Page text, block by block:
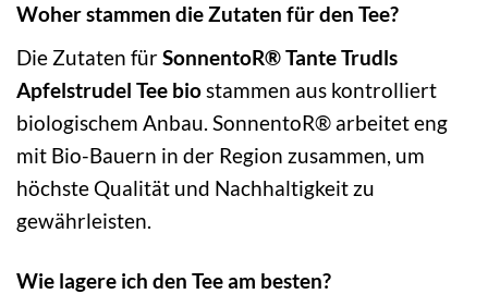
Woher stammen die Zutaten für den Tee?
Die Zutaten fürSonnentoR® Tante Trudls
Apfelstrudel Tee biostammen aus kontrolliert
biologischem Anbau. SonnentoR® arbeitet eng
mit Bio-Bauern in der Region zusammen, um
höchste Qualität und Nachhaltigkeit zu
gewährleisten.
Wie lagere ich den Tee am besten?